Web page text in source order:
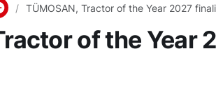
TÜMOSAN, Tractor of the Year 2027
of the Year